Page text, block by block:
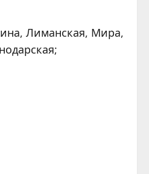
Лиманская, Мира,